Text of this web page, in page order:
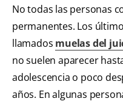
No todas las personas
permanentes. Los
llamados muelas del
no suelen aparecer
adolescencia o poco
años. En algunas